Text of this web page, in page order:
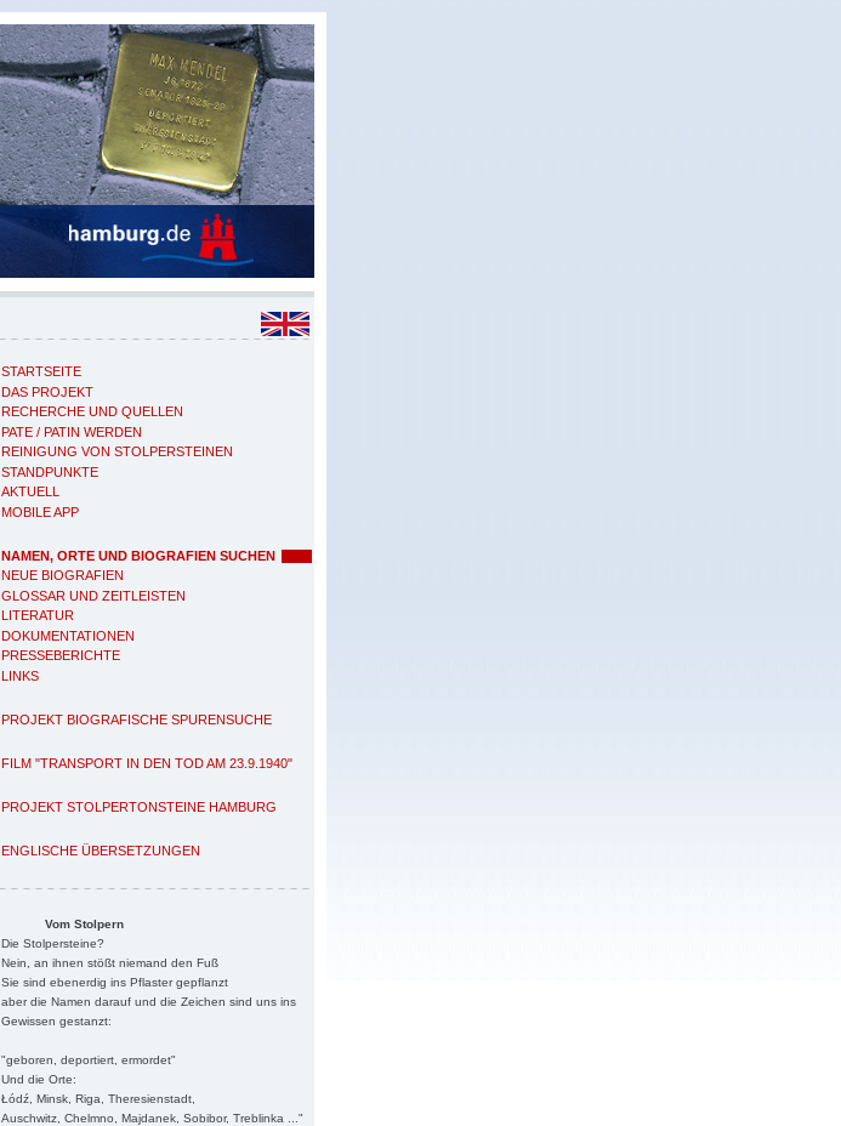
STARTSEITE
DAS PROJEKT
RECHERCHE UND QUELLEN
PATE / PATIN WERDEN
REINIGUNG VON STOLPERSTEINEN
STANDPUNKTE
AKTUELL
MOBILE APP
NAMEN, ORTE UND BIOGRAFIEN SUCHEN
NEUE BIOGRAFIEN
GLOSSAR UND ZEITLEISTEN
LITERATUR
DOKUMENTATIONEN
PRESSEBERICHTE
LINKS
PROJEKT BIOGRAFISCHE SPURENSUCHE
FILM "TRANSPORT IN DEN TOD AM 23.9.1940"
PROJEKT STOLPERTONSTEINE HAMBURG
ENGLISCHE ÜBERSETZUNGEN
Vom Stolpern
Die Stolpersteine?
Nein, an ihnen stößt niemand den Fuß
Sie sind ebenerdig ins Pflaster gepflanzt
aber die Namen darauf und die Zeichen sind uns ins
Gewissen gestanzt:
"geboren, deportiert, ermordet"
Und die Orte:
Łódź, Minsk, Riga, Theresienstadt,
Auschwitz, Chelmno, Majdanek, Sobibor, Treblinka ..."